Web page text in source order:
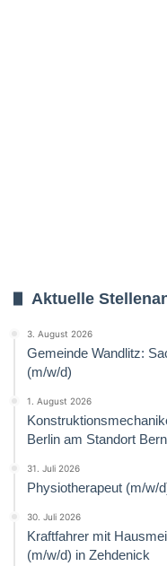
Aktuelle
3. August 2026
Gemeinde Wandlitz:
(m/w/d)
1. August 2026
Berlin am Standort
31. Juli 2026
Physiotherapeut (m/w/
30. Juli 2026
Kraftfahrer mit
(m/w/d) in Zehdenick